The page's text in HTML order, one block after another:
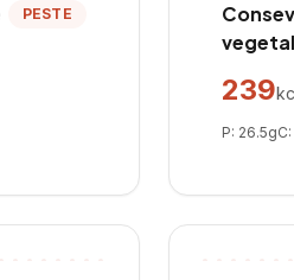
PESTE
239
P: 26.5gC: